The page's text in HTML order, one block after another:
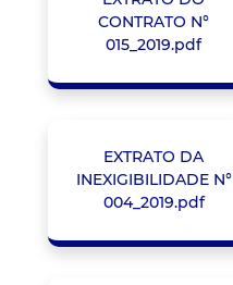
CONTRATO N°
015_2019.pdf
EXTRATO DA
INEXIGIBILIDADE N°
004_2019.pdf